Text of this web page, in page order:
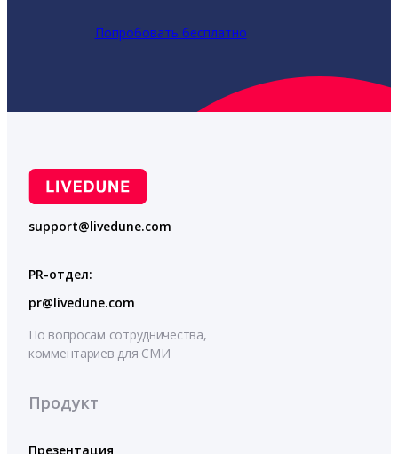
Попробовать бесплатно
support@livedune.com
PR-отдел:
pr@livedune.com
По вопросам сотрудничества,
комментариев для СМИ
Продукт
Презентация